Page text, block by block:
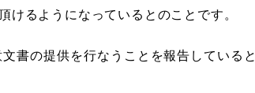
るようになっているとのことです。
書の提供を行なうことを報告していると